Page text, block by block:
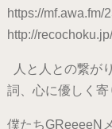
https://mf.awa.fm/
http://
人と人との繋が
詞、心に優しく寄
僕たちGReeeeN